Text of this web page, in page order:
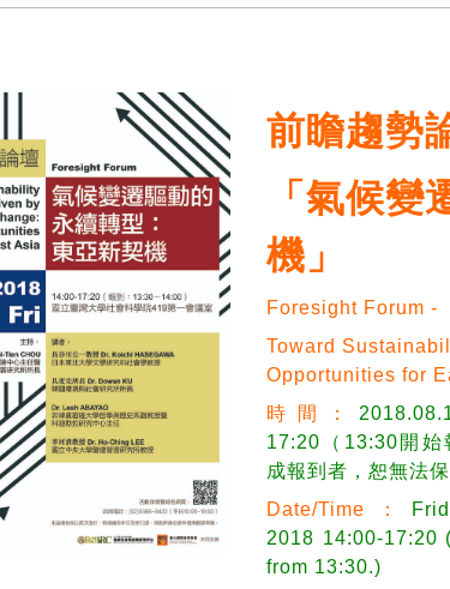
前瞻趨勢
「氣候
機」
Foresight Forum -
Toward
Opportunities for
時間：
17:20（13:30開
成報到者，恕無法
Date/Time：
2018 14:00-17:20
from 13:30.)